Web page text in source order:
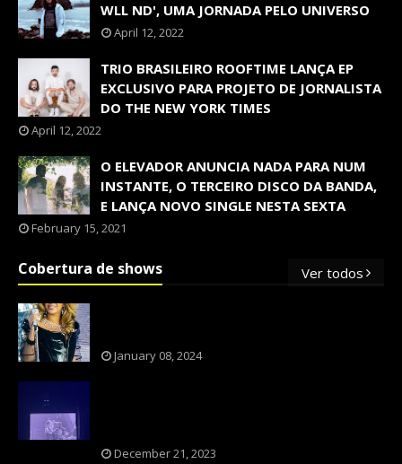
WLL ND', UMA JORNADA PELO UNIVERSO
April 12, 2022
TRIO BRASILEIRO ROOFTIME LANÇA EP
EXCLUSIVO PARA PROJETO DE JORNALISTA
DO THE NEW YORK TIMES
April 12, 2022
O ELEVADOR ANUNCIA NADA PARA NUM
INSTANTE, O TERCEIRO DISCO DA BANDA,
E LANÇA NOVO SINGLE NESTA SEXTA
February 15, 2021
Cobertura de shows Ver todos
January 08, 2024
December 21, 2023